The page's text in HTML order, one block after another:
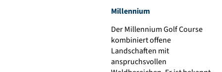
Millennium
Der Millennium Golf Course
kombiniert offene
Landschaften mit
anspruchsvollen